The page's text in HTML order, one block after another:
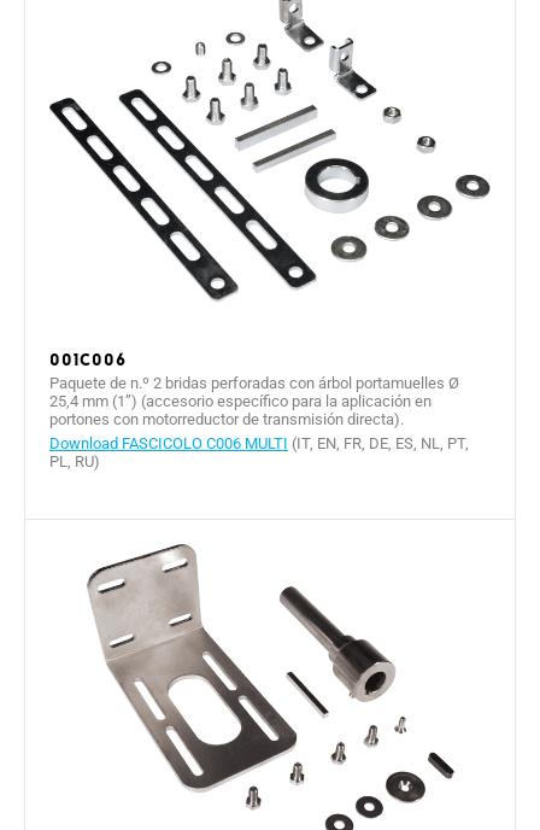
001C006
Paquete de n.º 2 bridas perforadas con árbol portamuelles Ø
25,4 mm (1”) (accesorio específico para la aplicación en
portones con motorreductor de transmisión directa).
Download FASCICOLO C006 MULTI (IT, EN, FR, DE, ES, NL, PT,
PL, RU)